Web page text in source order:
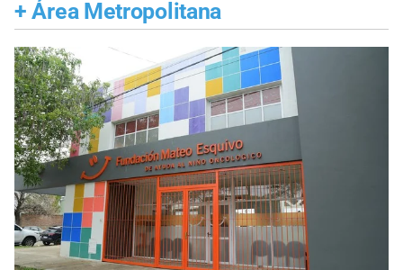
+ Área Metropolitana